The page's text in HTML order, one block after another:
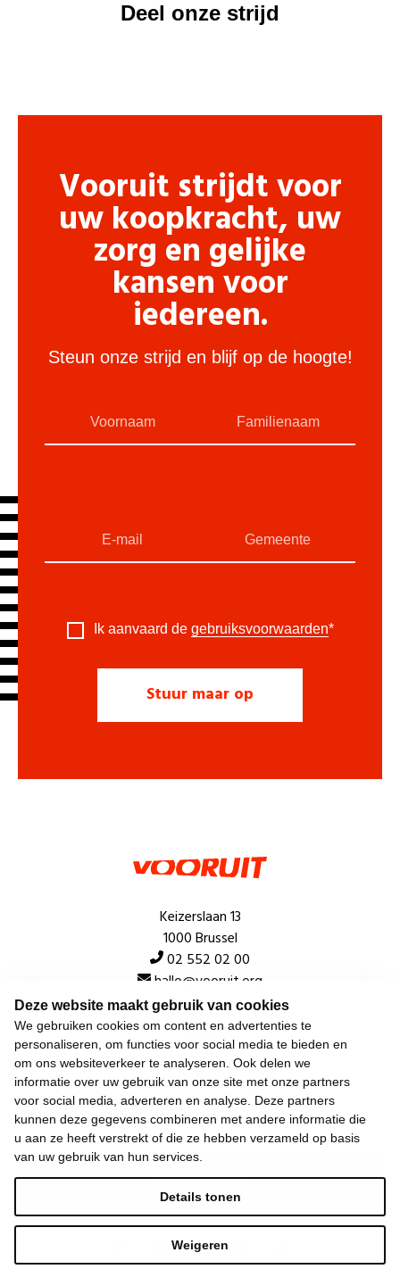
Deze website maakt gebruik van cookies
We gebruiken cookies om content en advertenties te
personaliseren, om functies voor social media te bieden en
om ons websiteverkeer te analyseren. Ook delen we
informatie over uw gebruik van onze site met onze partners
voor social media, adverteren en analyse. Deze partners
kunnen deze gegevens combineren met andere informatie die
u aan ze heeft verstrekt of die ze hebben verzameld op basis
van uw gebruik van hun services.
Weigeren
Details tonen
Deel onze strijd
Vooruit strijdt voor
uw koopkracht, uw
zorg en gelijke
kansen voor
iedereen.
Steun onze strijd en blijf op de hoogte!
Ik aanvaard de gebruiksvoorwaarden*
Keizerslaan 13
1000 Brussel
02 552 02 00
hallo@vooruit.org
Snel
Over de beweging
Algemeen
Laatste nieuws